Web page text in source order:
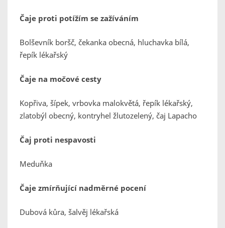
Čaje proti potížím se zažíváním
Bolševník boršč, čekanka obecná, hluchavka bílá,
řepík lékařský
Čaje na močové cesty
Kopřiva, šípek, vrbovka malokvětá, řepík lékařský,
zlatobýl obecný, kontryhel žlutozelený, čaj Lapacho
Čaj proti nespavosti
Meduňka
Čaje zmírňující nadměrné pocení
Dubová kůra, šalvěj lékařská